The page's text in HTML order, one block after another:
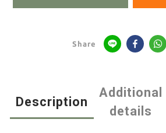
Share
Description
Additional
details